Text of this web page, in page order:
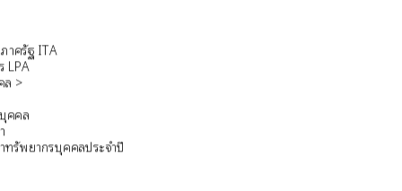
าครัฐ ITA
LPA
ล >
คคล
รัพยากรบุคคลประจำปี